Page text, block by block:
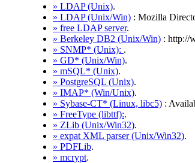
» LDAP (Unix).
» LDAP (Unix/Win) : Mozilla
» free LDAP server.
» Berkeley DB2 (Unix/Win) : http://
» SNMP* (Unix): .
» GD* (Unix/Win).
» mSQL* (Unix).
» PostgreSQL (Unix).
» IMAP* (Win/Unix).
» Sybase-CT* (Linux, libc5) :
» FreeType (libttf):.
» ZLib (Unix/Win32).
» expat XML parser (Unix/Win32).
» PDFLib.
» mcrypt.